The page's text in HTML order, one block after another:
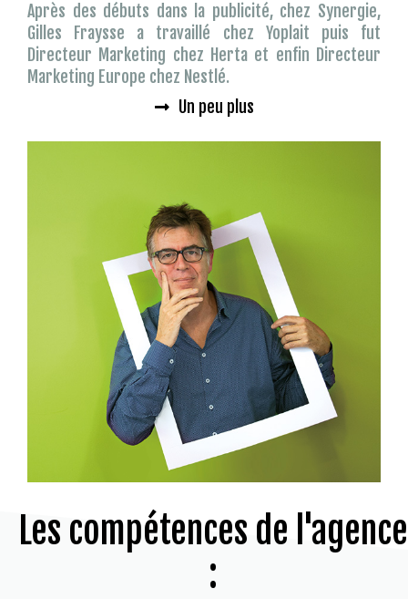
Après des débuts dans la publicité, chez Synergie,
Gilles Fraysse a travaillé chez Yoplait puis fut
Directeur Marketing chez Herta et enfin Directeur
Marketing Europe chez Nestlé.
Un peu plus
Les compétences de l'agence
: